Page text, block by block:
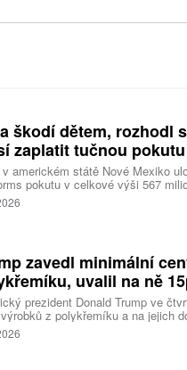
škodí dětem, rozhodl
zaplatit tučnou pokutu
americkém státě Nové Mexiko
pokutu v celkové výši 567
za újmu, kterou její platformy
lidem. Firma musí změnit
zavedl minimální
uvalil na ně
prezident Donald Trump ve
z polykřemíku a na jejich
se používá při výrobě
panelů, jeho největším